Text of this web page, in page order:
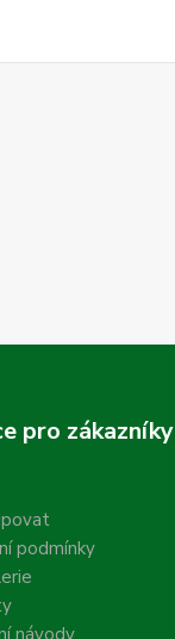
pro zákazníky
podmínky